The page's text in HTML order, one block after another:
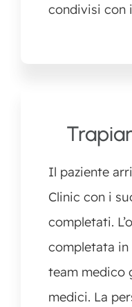
condivisi con
Il paziente
Clinic con i
completati.
completata
team medico
medici. La